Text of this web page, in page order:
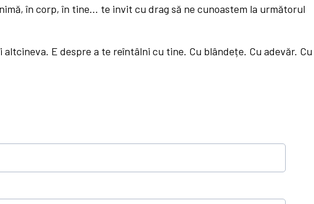
în corp, în tine… te invit cu drag să ne cunoastem la următorul
altcineva. E despre a te reîntâlni cu tine. Cu blândețe. Cu adevăr. Cu